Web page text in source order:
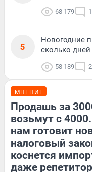
68 179
5
Новогодние
сколько
58 189
МНЕНИЕ
Продашь за
возьмут с
нам готовит
налоговый
коснется
даже